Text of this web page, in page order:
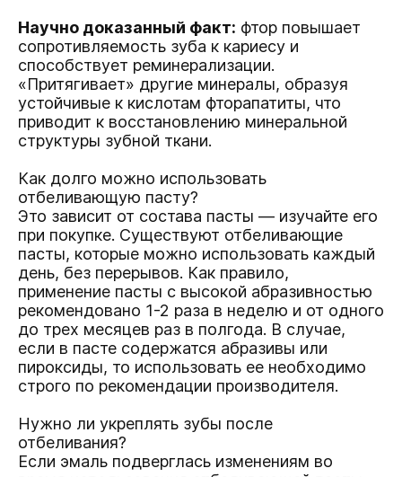
Научно доказанный факт: фтор повышает
сопротивляемость зуба к кариесу и
способствует реминерализации.
«Притягивает» другие минералы, образуя
устойчивые к кислотам фторапатиты, что
приводит к восстановлению минеральной
структуры зубной ткани.
Как долго можно использовать
отбеливающую пасту?
Это зависит от состава пасты — изучайте его
при покупке. Существуют отбеливающие
пасты, которые можно использовать каждый
день, без перерывов. Как правило,
применение пасты с высокой абразивностью
рекомендовано 1-2 раза в неделю и от одного
до трех месяцев раз в полгода. В случае,
если в пасте содержатся абразивы или
пироксиды, то использовать ее необходимо
строго по рекомендации производителя.
Нужно ли укреплять зубы после
отбеливания?
Если эмаль подверглась изменениям во